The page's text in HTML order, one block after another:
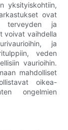
yksityiskohtiin,
ovat
terveyden ja
voivat vaihdella
ja
veden
vaurioihin.
mahdolliset
oikea-
ongelmien